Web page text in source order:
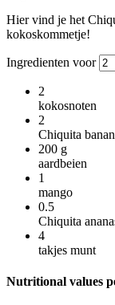
Hier vind je het
kokoskommetje!
Ingredienten voor
2
kokosnoten
2
Chiquita
200 g
aardbeien
1
mango
0.5
Chiquita
4
takjes munt
Nutritional values